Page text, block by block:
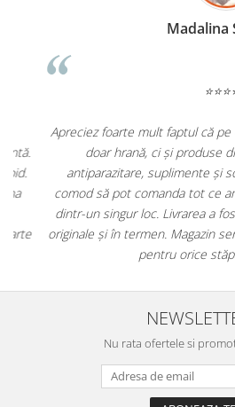
Madalina
⭐⭐⭐⭐⭐
Apreciez foarte mult faptul că pe
doar hrană, ci și produse din
antiparazitare, suplimente și
comod să pot comanda tot ce am
dintr-un singur loc. Livrarea a fost
originale și în termen. Magazin serios,
pentru orice stăpân
Nu rata ofertele si